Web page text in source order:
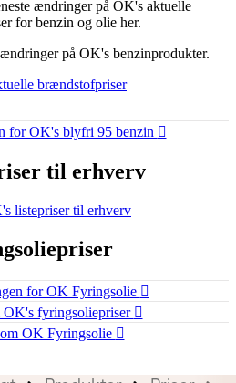
ændringer på OK's aktuelle
for benzin og olie her.​
på OK's benzinprodukter.
brændstofpriser
for OK's blyfri 95 benzin
til erhverv
listepriser til erhverv
for OK Fyringsolie
fyringsoliepriser
OK Fyringsolie